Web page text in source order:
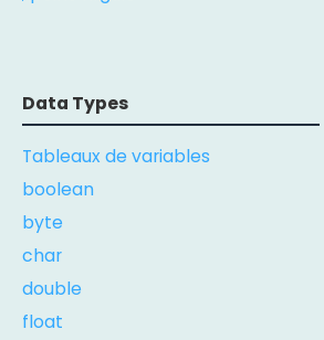
Data Types
Tableaux de variables
boolean
byte
char
double
float